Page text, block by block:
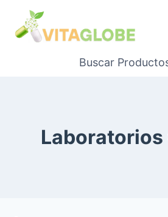
Contenido
Buscar
Laboratorios